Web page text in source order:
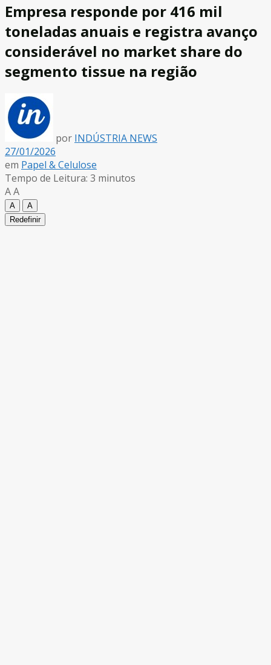
Empresa responde por 416 mil
toneladas anuais e registra avanço
considerável no market share do
segmento tissue na região
por INDÚSTRIA NEWS
27/01/2026
em Papel & Celulose
Tempo de Leitura: 3 minutos
AA
A
A
Redefinir